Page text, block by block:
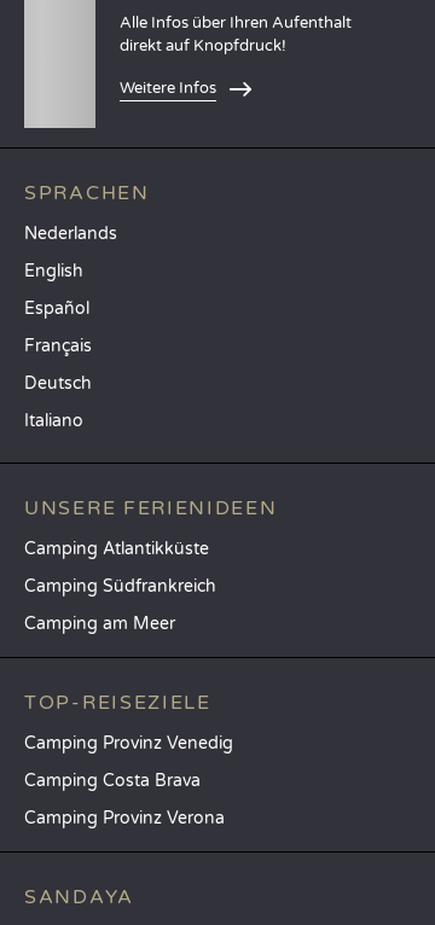
Alle Infos über Ihren Aufenthalt
direkt auf Knopfdruck!
Weitere Infos
SPRACHEN
Nederlands
English
Español
Français
Deutsch
Italiano
UNSERE FERIENIDEEN
Camping Atlantikküste
Camping Südfrankreich
Camping am Meer
TOP-REISEZIELE
Camping Provinz Venedig
Camping Costa Brava
Camping Provinz Verona
SANDAYA